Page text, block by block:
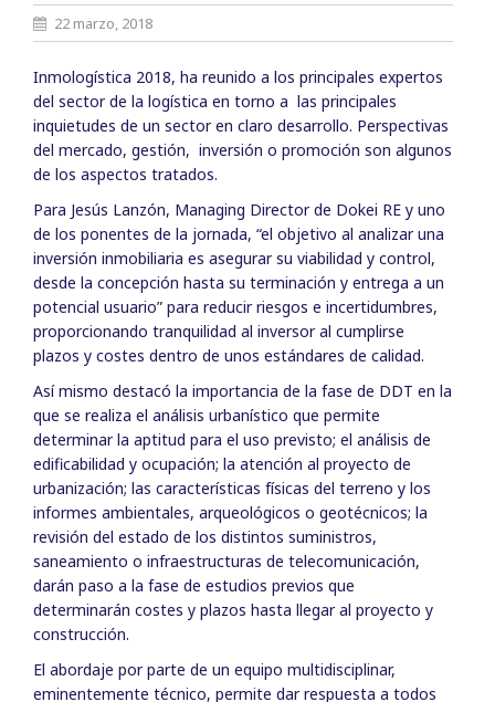
22 marzo, 2018
Inmologística 2018, ha reunido a los principales expertos
del sector de la logística en torno a las principales
inquietudes de un sector en claro desarrollo. Perspectivas
del mercado, gestión, inversión o promoción son algunos
de los aspectos tratados.
Para Jesús Lanzón, Managing Director de Dokei RE y uno
de los ponentes de la jornada, “el objetivo al analizar una
inversión inmobiliaria es asegurar su viabilidad y control,
desde la concepción hasta su terminación y entrega a un
potencial usuario” para reducir riesgos e incertidumbres,
proporcionando tranquilidad al inversor al cumplirse
plazos y costes dentro de unos estándares de calidad.
Así mismo destacó la importancia de la fase de DDT en la
que se realiza el análisis urbanístico que permite
determinar la aptitud para el uso previsto; el análisis de
edificabilidad y ocupación; la atención al proyecto de
urbanización; las características físicas del terreno y los
informes ambientales, arqueológicos o geotécnicos; la
revisión del estado de los distintos suministros,
saneamiento o infraestructuras de telecomunicación,
darán paso a la fase de estudios previos que
determinarán costes y plazos hasta llegar al proyecto y
construcción.
El abordaje por parte de un equipo multidisciplinar,
eminentemente técnico, permite dar respuesta a todos